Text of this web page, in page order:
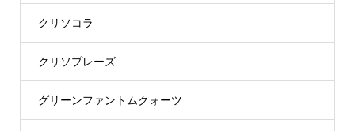
クリソコラ
クリソプレーズ
グリーンファントムクォーツ